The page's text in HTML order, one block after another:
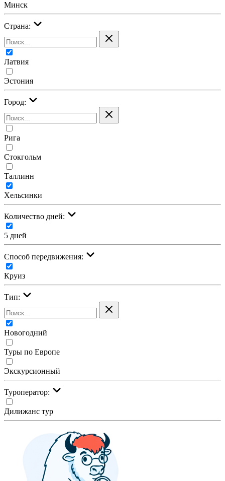
Минск
Страна:
Латвия
Эстония
Город:
Рига
Стокгольм
Таллинн
Хельсинки
Количество дней:
5 дней
Cпособ передвижения:
Круиз
Тип:
Новогодний
Туры по Европе
Экскурсионный
Туроператор:
Дилижанс тур